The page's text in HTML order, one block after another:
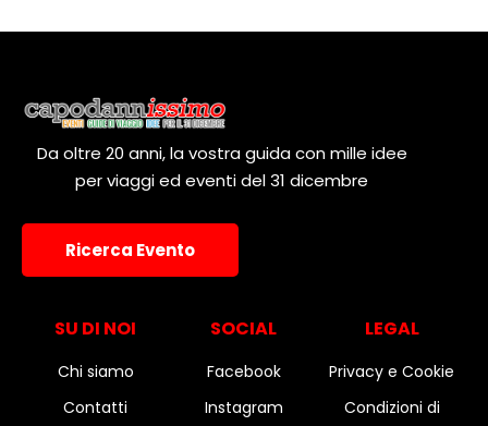
Da oltre 20 anni, la vostra guida con mille idee
per viaggi ed eventi del 31 dicembre
Ricerca Evento
SU DI NOI
Chi siamo
Contatti
SOCIAL
Facebook
Instagram
LEGAL
Privacy e Cookie
Condizioni di